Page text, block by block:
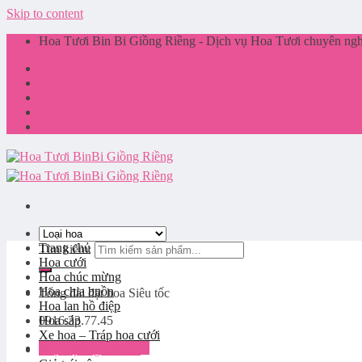
Skip to content
Hoa Tươi Bin Bi Giồng Riềng - Dịch vụ Hoa Tươi chuyên
Tìm kiếm:
Tổng đài đặt hoa Siêu tốc
0916.33.77.45
Trang chủ
Hoa cưới
Hoa chúc mừng
Hoa chia buồn
Hoa lan hồ điệp
Hoa sáp
Xe hoa – Tráp hoa cưới